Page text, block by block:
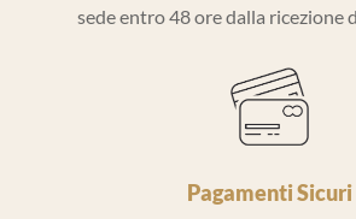
sede entro 48 ore dalla ricezione
Pagamenti Sicuri